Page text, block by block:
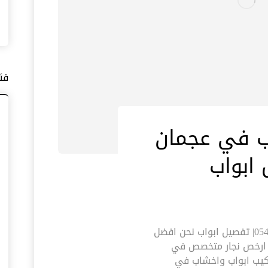
في عجمان
تركيب ابواب واخشاب في عجمان |0545574752| تفصيل ابواب نحن افضل
ارخص نجار متخصص في
ابواب واخشاب في